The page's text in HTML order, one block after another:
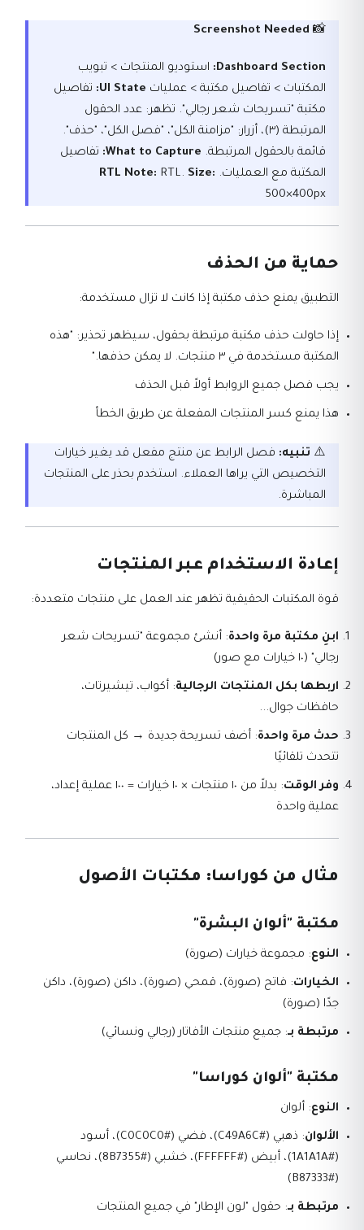
📸
Screenshot Needed
Dashboard Section:
استوديو المنتجات > تبويب
المكتبات > تفاصيل مكتبة > عمليات UI State:
تفاصيل
مكتبة "تسريحات شعر رجالي". تظهر: عدد الحقول
المرتبطة (٣)، أزرار: "مزامنة الكل"، "فصل الكل"، "حذف".
قائمة بالحقول المرتبطة. What to Capture: تفاصيل
المكتبة مع العمليات.
RTL Note: RTL. Size:
500×400px
حماية من الحذف
التطبيق يمنع حذف مكتبة إذا كانت لا تزال مستخدمة:
إذا حاولت حذف مكتبة مرتبطة بحقول، سيظهر تحذير: "هذه
المكتبة مستخدمة في ٣ منتجات. لا يمكن حذفها."
يجب فصل جميع الروابط أولاً قبل الحذف
هذا يمنع كسر المنتجات المفعلة عن طريق الخطأ
⚠️ تنبيه: فصل الرابط عن منتج مفعل قد يغير خيارات
التخصيص التي يراها العملاء. استخدم بحذر على المنتجات
المباشرة.
إعادة الاستخدام عبر المنتجات
قوة المكتبات الحقيقية تظهر عند العمل على منتجات متعددة:
ابنِ مكتبة مرة واحدة: أنشئ مجموعة "تسريحات شعر
رجالي" (١٠ خيارات مع صور)
اربطها بكل المنتجات الرجالية: أكواب، تيشيرتات،
حافظات جوال...
حدث مرة واحدة: أضف تسريحة جديدة → كل المنتجات
تتحدث تلقائيًا
وفر الوقت
: بدلاً من ١٠ منتجات × ١٠ خيارات = ١٠٠ عملية إعداد،
عملية واحدة
مثال من كوراسا: مكتبات الأصول
مكتبة "ألوان البشرة"
النوع: مجموعة خيارات (صورة)
الخيارات: فاتح (صورة)، قمحي (صورة)، داكن (صورة)، داكن
جدًا (صورة)
مرتبطة بـ: جميع منتجات الأفاتار (رجالي ونسائي)
مكتبة "ألوان كوراسا"
النوع: ألوان
الألوان
: ذهبي (#C49A6C)، فضي (#C0C0C0)، أسود
(#1A1A1A)، أبيض (#FFFFFF)، خشبي (#8B7355)، نحاسي
(#B87333)
مرتبطة بـ: حقول "لون الإطار" في جميع المنتجات